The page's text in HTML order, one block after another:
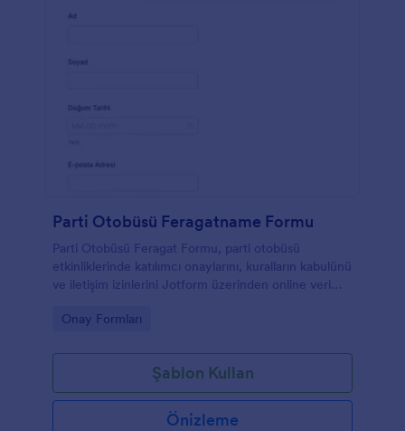
Parti Otobüsü Feragatname Formu
Parti Otobüsü Feragat Formu, parti otobüsü
etkinliklerinde katılımcı onaylarını, kuralların kabulünü
ve iletişim izinlerini Jotform üzerinden online veri
yardımcı olur.
Go to Category:
Onay Formları
Şablon Kullan
Önizleme